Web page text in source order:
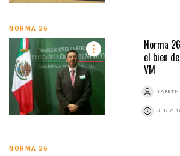
NORMA 26
Norma
el bien
VM
YARETH
JUNIO
NORMA 26